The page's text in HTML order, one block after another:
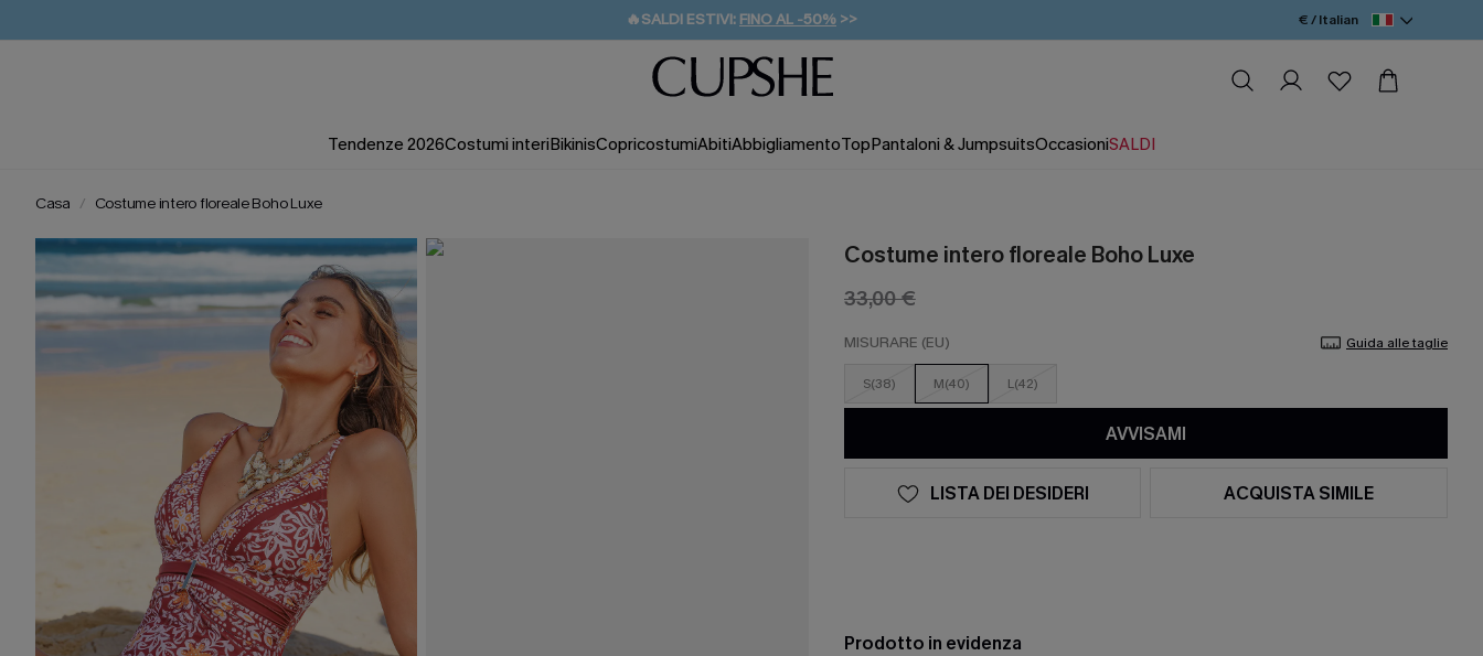
🔥SALDI ESTIVI: FINO AL -50% >>
🚚SPEDIZIONE GRATUITA DA 49€
💌REGALO PER I NUOVI: 20% DI SCONTO*
€ / Italian
Tendenze 2026Costumi interiBikinisCopricostumiAbitiAbbigliamentoTopPantaloni & JumpsuitsOccasioniSALDI
Casa Costume intero floreale Boho Luxe
Costume intero floreale Boho Luxe
33,00 €
MISURARE (EU) Guida alle taglie
S(38) M(40) L(42)
AVVISAMI
LISTA DEI DESIDERI ACQUISTA SIMILE
Prodotto in evidenza